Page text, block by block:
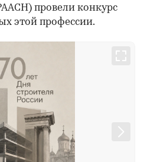
провели конкурс
этой профессии.